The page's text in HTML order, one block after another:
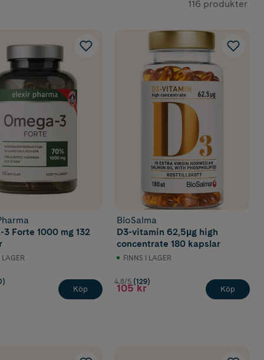
omega-
för
som
3 för
116 produkter
3 Forte 1000 mg 132
LAGER
Köp
BioSalma
D3-vitamin 62,5µg high
concentrate 180 kapslar
FINNS I LAGER
4.8/5 (129)
105 kr Köp